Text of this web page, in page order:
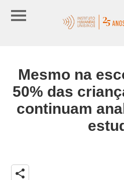
Mesmo na
50% das
continuam
share